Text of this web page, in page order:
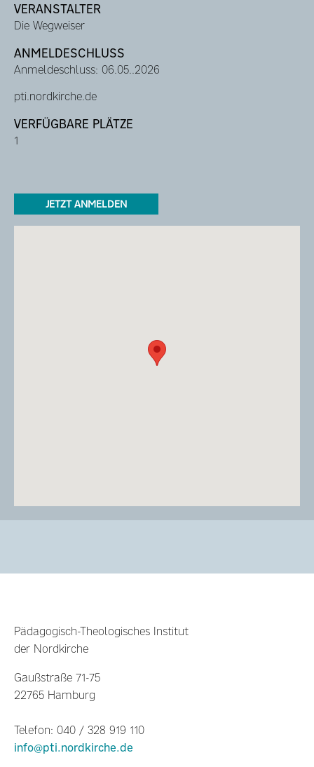
VERANSTALTER
Die Wegweiser
ANMELDESCHLUSS
Anmeldeschluss: 06.05..2026
pti.nordkirche.de
VERFÜGBARE PLÄTZE
1
JETZT ANMELDEN
Pädagogisch-Theologisches Institut
der Nordkirche
Gaußstraße 71-75
22765 Hamburg
Telefon: 040 / 328 919 110
info@pti.nordkirche.de